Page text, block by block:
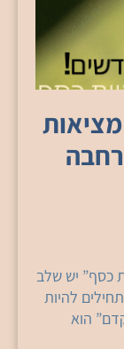
כסף” יש שלב
להיות
הוא